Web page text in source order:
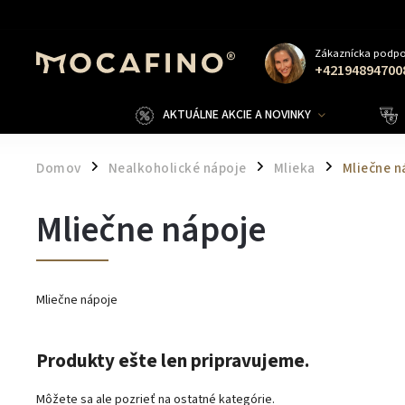
Zákaznícka
AKTUÁLNE AKCIE A NOVINKY
Domov / Nealkoholické nápoje / Mlieka / Mliečne
Mliečne nápoje
Mliečne nápoje
Produkty ešte len pripravujeme.
Môžete sa ale pozrieť na ostatné kategórie.